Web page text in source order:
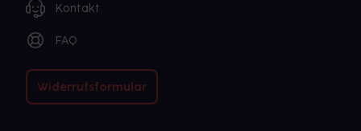
Kontakt
FAQ
Widerrufsformular